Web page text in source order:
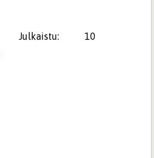
Julkaistu:
10